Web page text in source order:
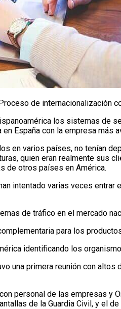
de internacionalización
los sistemas de
España con la empresa más
en varios países, no tenían
quien eran realmente sus
de otros países en América.
intentado varias veces
de tráfico en el mercado
para los
identificando los
una primera reunión con
personal de las empresas
de la Guardia Civil, y el de